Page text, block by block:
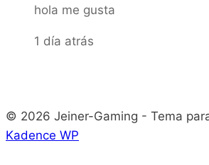
hola me gusta
1 día atrás
© 2026 Jeiner-Gaming - Tema
Kadence WP